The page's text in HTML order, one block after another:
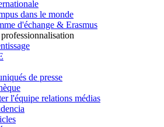
dans le monde
d'échange & Erasmus
de presse
l'équipe relations médias